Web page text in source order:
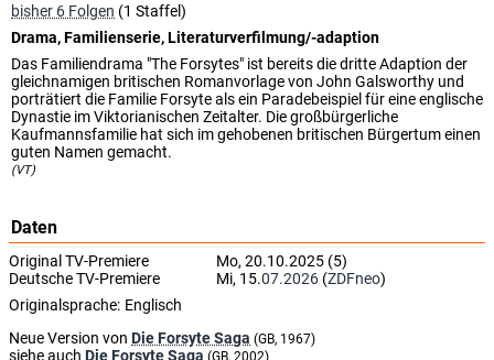
bisher 6 Folgen (1 Staffel)
Drama, Familienserie, Literaturverfilmung/-adaption
Das Familiendrama "The Forsytes" ist bereits die dritte Adaption der
gleichnamigen britischen Romanvorlage von John Galsworthy und
porträtiert die Familie Forsyte als ein Paradebeispiel für eine englische
Dynastie im Viktorianischen Zeitalter. Die großbürgerliche
Kaufmannsfamilie hat sich im gehobenen britischen Bürgertum einen
guten Namen gemacht.
(VT)
Daten
Original TV-Premiere
Mo, 20.10.2025 (5)
Deutsche TV-Premiere
Mi, 15.07.2026 (ZDFneo)
Originalsprache: Englisch
Neue Version von Die Forsyte Saga (GB, 1967)
siehe auch Die Forsyte Saga (GB, 2002)